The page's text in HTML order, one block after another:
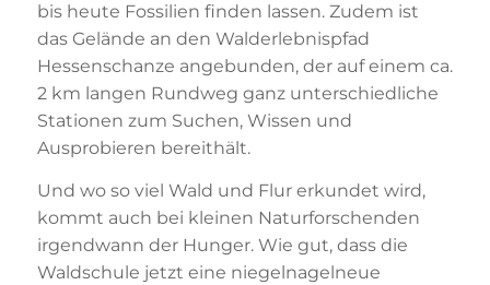
bis heute Fossilien finden lassen. Zudem ist
das Gelände an den Walderlebnispfad
Hessenschanze angebunden, der auf einem ca.
2 km langen Rundweg ganz unterschiedliche
Stationen zum Suchen, Wissen und
Ausprobieren bereithält.
Und wo so viel Wald und Flur erkundet wird,
kommt auch bei kleinen Naturforschenden
irgendwann der Hunger. Wie gut, dass die
Waldschule jetzt eine niegelnagelneue